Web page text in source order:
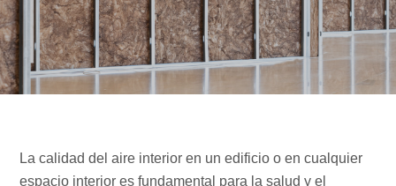
La calidad del aire interior en un edificio o en cualquier
espacio interior es fundamental para la salud y el